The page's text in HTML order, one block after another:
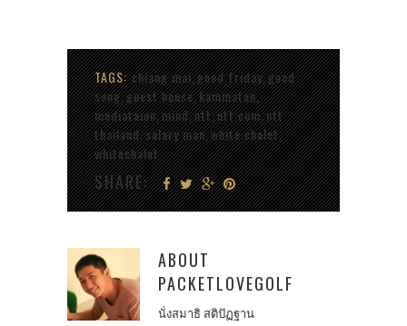
TAGS: chiang mai,good friday,good
song,guest house,kammatan,
mediataion,mind,ntt,ntt com,ntt
thailand,salary man,white chalet,
whitechalet
SHARE:
ABOUT
PACKETLOVEGOLF
นั่งสมาธิ สติปัฏฐาน